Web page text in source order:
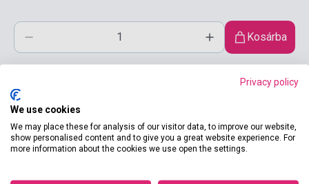
Kosárba
Privacy policy
We use cookies
We may place these for analysis of our visitor data, to improve our website,
show personalised content and to give you a great website experience. For
more information about the cookies we use open the settings.